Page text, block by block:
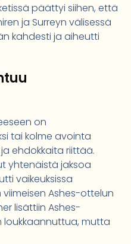
päättyi siihen, että
ja Surreyn välisessä
kahdesti ja aiheutti
on
tai kolme avointa
ehdokkaita riittää.
yhtenäistä jaksoa
vaikeuksissa
Ashes-ottelun
lisättiin Ashes-
loukkaannuttua, mutta